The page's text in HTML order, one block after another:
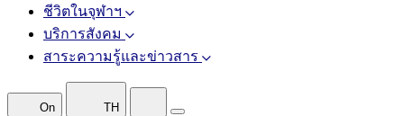
ชีวิตในจุฬาฯ
บริการสังคม
สาระความรู้และข่าวสาร
On TH